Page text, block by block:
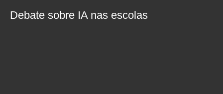
Debate sobre IA nas escolas